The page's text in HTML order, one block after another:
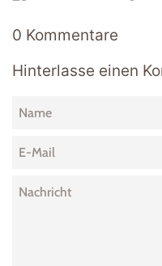
0 Kommentare
Hinterlasse einen
Name
E-
Nachricht